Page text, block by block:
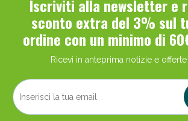
Iscriviti alla newsletter e
sconto extra del 3% sul
ordine con un minimo di
Ricevi in anteprima notizie e